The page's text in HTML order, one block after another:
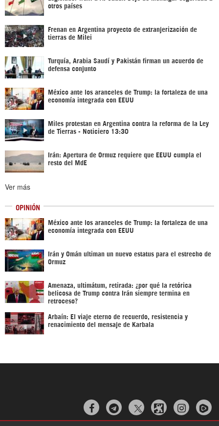
otros países
Frenan en Argentina proyecto de extranjerización de
tierras de Milei
Turquía, Arabia Saudí y Pakistán firman un acuerdo de
defensa conjunto
México ante los aranceles de Trump: la fortaleza de una
economía integrada con EEUU
Miles protestan en Argentina contra la reforma de la Ley
de Tierras - Noticiero 13:30
Irán: Apertura de Ormuz requiere que EEUU cumpla el
resto del MdE
Ver más
OPINIÓN
México ante los aranceles de Trump: la fortaleza de una
economía integrada con EEUU
Irán y Omán ultiman un nuevo estatus para el estrecho de
Ormuz
Amenaza, ultimátum, retirada: ¿por qué la retórica
belicosa de Trump contra Irán siempre termina en
retroceso?
Arbaín: El viaje eterno de recuerdo, resistencia y
renacimiento del mensaje de Karbala
  